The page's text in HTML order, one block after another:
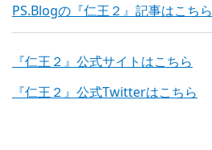
PS.Blogの『仁王２』記事はこちら
『仁王２』公式サイトはこちら
『仁王２』公式Twitterはこちら